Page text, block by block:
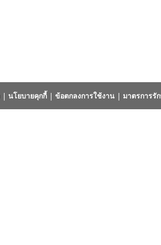
| นโยบายคุกกี้ |ข้อตกลงการใช้งาน | มาตรการรั